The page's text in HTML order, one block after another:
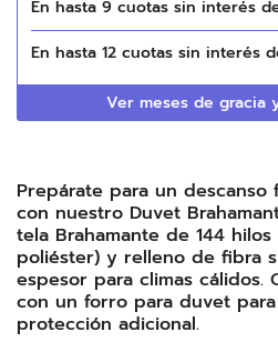
En hasta 9 cuotas sin interés
En hasta 12 cuotas sin interés
Ver meses de gracia
Prepárate para un
con nuestro Duvet
tela Brahamante de 144
poliéster) y relleno de fibra
espesor para climas cálidos.
con un forro para duvet
protección adicional.